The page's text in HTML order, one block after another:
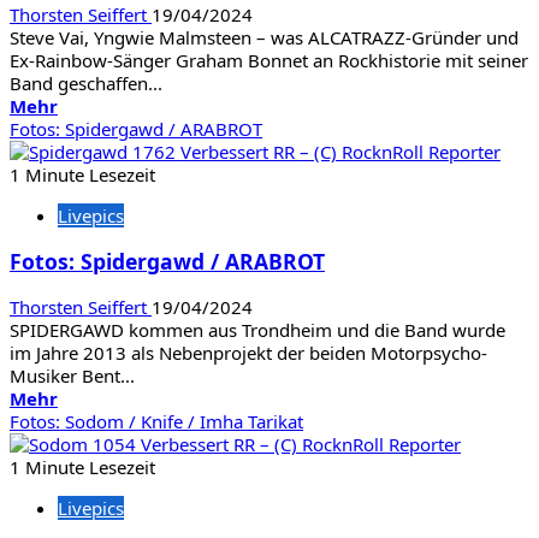
Thorsten Seiffert 19/04/2024
Steve Vai, Yngwie Malmsteen – was ALCATRAZZ-Gründer und
Ex-Rainbow-Sänger Graham Bonnet an Rockhistorie mit seiner
Band geschaffen...
MehrMehr
Informationen
über
Fotos:
/
Fotos: Spidergawd / ARABROT
1 Minute Lesezeit
Livepics
Fotos: Spidergawd / ARABROT
Thorsten Seiffert 19/04/2024
SPIDERGAWD kommen aus Trondheim und die Band wurde
im Jahre 2013 als Nebenprojekt der beiden Motorpsycho-
Musiker Bent...
MehrMehr
Informationen
über
Fotos:
/
Fotos: Sodom / Knife / Imha Tarikat
1 Minute Lesezeit
Livepics